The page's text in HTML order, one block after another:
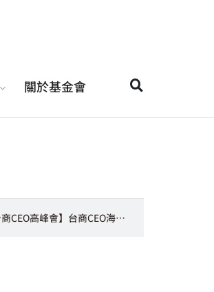
關於基金會
【全球化台商CEO高峰會】台商CEO海外創業面面觀：菲律賓篇 林志緯創辦人